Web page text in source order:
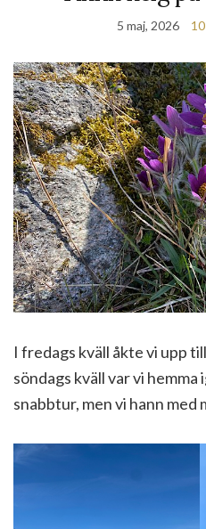
5 maj, 2026
I fredags kväll åkte vi upp
söndags kväll var vi
snabbtur, men vi hann med